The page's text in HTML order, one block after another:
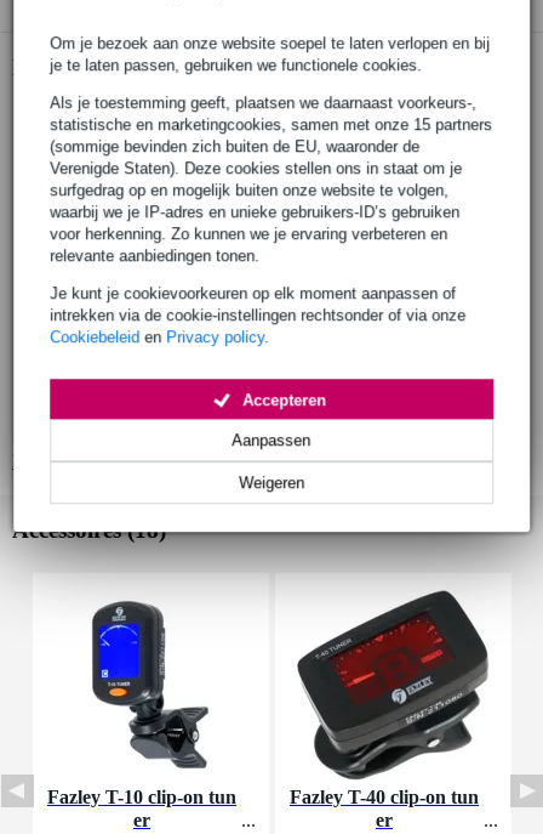
Om je bezoek aan onze website soepel te laten verlopen en bij
je te laten passen, gebruiken we functionele cookies.
Als je toestemming geeft, plaatsen we daarnaast voorkeurs-,
statistische en marketingcookies, samen met onze 15 partners
(sommige bevinden zich buiten de EU, waaronder de
Verenigde Staten). Deze cookies stellen ons in staat om je
surfgedrag op en mogelijk buiten onze website te volgen,
waarbij we je IP-adres en unieke gebruikers-ID’s gebruiken
voor herkenning. Zo kunnen we je ervaring verbeteren en
relevante aanbiedingen tonen.
Je kunt je cookievoorkeuren op elk moment aanpassen of
intrekken via de cookie-instellingen rechtsonder of via onze
Cookiebeleid en Privacy policy.
Weigeren
Aanpassen
Accepteren
Productinformatie
Cascha sopraan ukelele set
model: HH 2312
serie: Bamboo
kleur: naturel (natural)
body
formaat: sopraan, 21 inch (533 mm)
zij- en achterkant: bamboe (bamboo)
materiaal: bamboe (bamboo)
afwerking: zijdeglans mat (satin matt)
Bekijk alle productspecificaties
Accessoires (18)
Fazley T-10 clip-on tun
er
Fazley T-40 clip-on tun
er